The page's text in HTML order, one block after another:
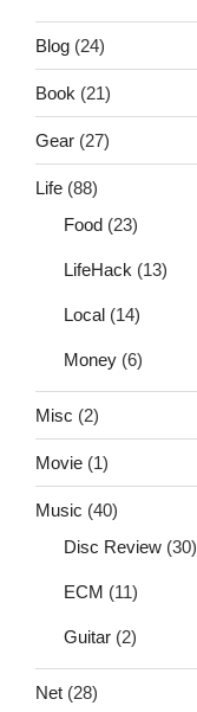
Blog (24)
Book (21)
Gear (27)
Life (88)
Food (23)
LifeHack (13)
Local (14)
Money (6)
Misc (2)
Movie (1)
Music (40)
Disc Review (30)
ECM (11)
Guitar (2)
Net (28)